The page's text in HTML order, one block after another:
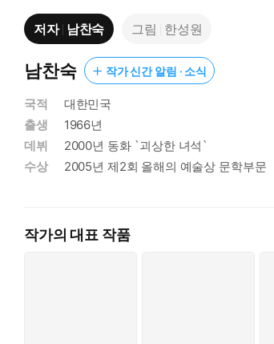
‘또 공부를 해?’
“내일 학원에서 영어 진급시험 있어.”
‘…….’
그 아이는 불쌍하다는 듯 나를 물끄러미 바라보
현우가 생각하기에 그 아이는 엄마와 자신의
공부 잘하는 애들이 모인 동네로 이사를 가기
결정을 따른다. 현우가 느끼기에 아빠는 늘 무
을 당연하게 받아들인다. 아빠는 시험에 떨어
다고 굳게 다짐한다. 그러나 전학한 새 학교에
이 일로 현우는 병원에서 검사를 받고 소아 정
저자 남찬숙 그림 한성원
남찬숙 작가 신간 알림 · 소식
국적
대한민국
출생
1966년
데뷔
2000년 동화 `괴상한 녀석`
수상
2005년 제2회 올해의 예술상 문학부문
작가의 대표 작품